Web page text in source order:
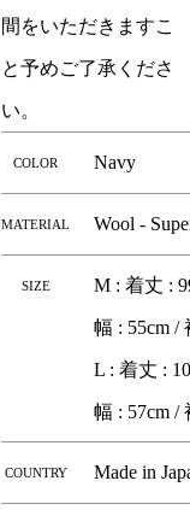
間をいただきますこ
と予めご了承くださ
い。
COLOR Navy
MATERIAL Wool -
SIZE M : 着丈 :
幅 : 55cm /
L : 着丈 :
幅 : 57cm /
COUNTRY Made in